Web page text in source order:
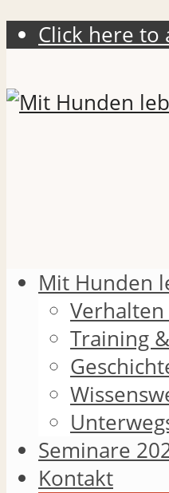
Click here to
Mit Hunden
Training
Seminare
Kontakt